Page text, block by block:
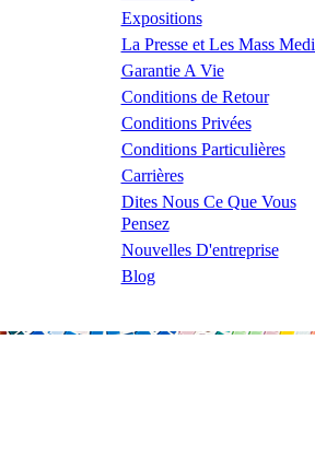
Expositions
La Presse et Les Mass
Garantie A Vie
Conditions de Retour
Conditions Privées
Conditions Particulières
Carrières
Dites Nous Ce Que Vous
Pensez
Nouvelles D'entreprise
Blog